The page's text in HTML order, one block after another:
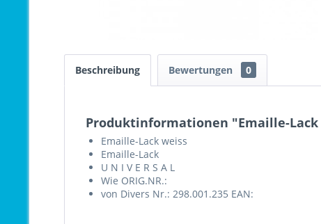
Beschreibung Bewertungen 0
Produktinformationen "Emaille-Lack
Emaille-Lack weiss
Emaille-Lack
U N I V E R S A L
Wie ORIG.NR.:
von Divers Nr.: 298.001.235 EAN: